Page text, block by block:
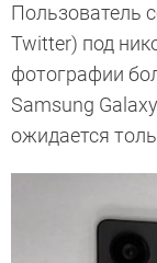
Пользователь
Twitter) под
фотографии
Samsung
ожидается